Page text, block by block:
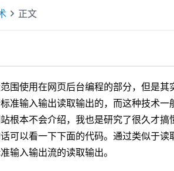
正文
围使用在网页后台编程的部分，但是其
准输入输出读取输出的，而这种技术一
根本不会介绍，我也是研究了很久才搞
可以看一下下面的代码。通过类似于读
输入输出流的读取输出。